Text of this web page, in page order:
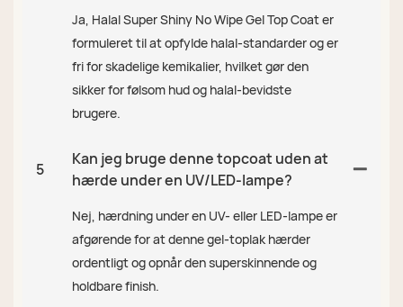
Ja, Halal Super Shiny No Wipe Gel Top Coat er
formuleret til at opfylde halal-standarder og er
fri for skadelige kemikalier, hvilket gør den
sikker for følsom hud og halal-bevidste
brugere.
5
Kan jeg bruge denne topcoat uden at
hærde under en UV/LED-lampe?
Nej, hærdning under en UV- eller LED-lampe er
afgørende for at denne gel-toplak hærder
ordentligt og opnår den superskinnende og
holdbare finish.